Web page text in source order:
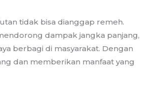
tidak bisa dianggap remeh.
dampak jangka panjang,
berbagi di masyarakat. Dengan
dan memberikan manfaat yang